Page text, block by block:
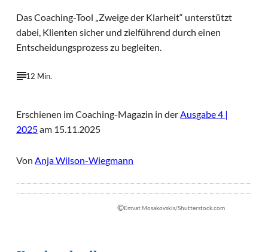
Das Coaching-Tool „Zweige der Klarheit“ unterstützt
dabei, Klienten sicher und zielführend durch einen
Entscheidungsprozess zu begleiten.
12 Min.
Erschienen im Coaching-Magazin in derAusgabe 4 |
2025am 15.11.2025
VonAnja Wilson-Wiegmann
©Emvat Mosakovskis/Shutterstock.com